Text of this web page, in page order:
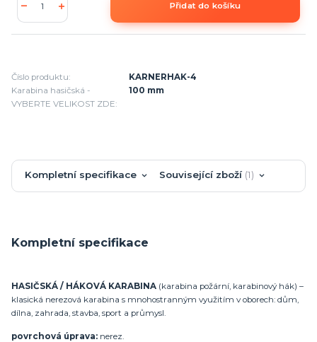
Přidat do košíku
Číslo produktu:
KARNERHAK-4
Karabina hasičská -
VYBERTE VELIKOST ZDE:
100 mm
Kompletní specifikace Související zboží 1
Kompletní specifikace
HASIČSKÁ / HÁKOVÁ KARABINA (karabina požární, karabinový hák) –
klasická nerezová karabina s mnohostranným využitím v oborech: dům,
dílna, zahrada, stavba, sport a průmysl.
povrchová úprava: nerez.